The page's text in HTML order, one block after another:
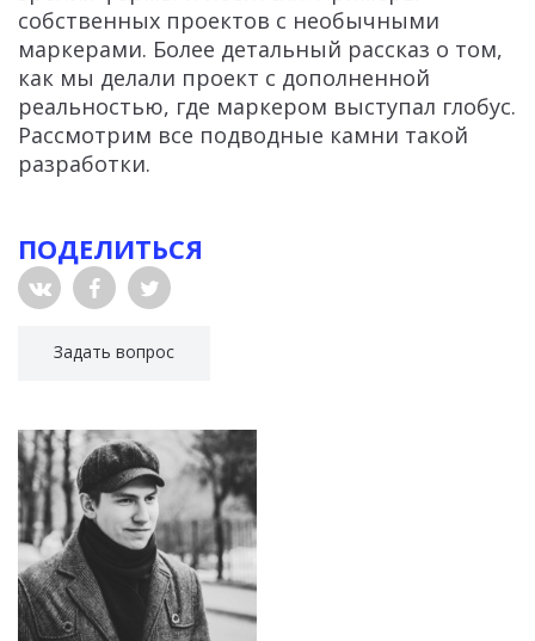
собственных проектов с необычными
маркерами. Более детальный рассказ о том,
как мы делали проект с дополненной
реальностью, где маркером выступал глобус.
Рассмотрим все подводные камни такой
разработки.
ПОДЕЛИТЬСЯ
Задать вопрос